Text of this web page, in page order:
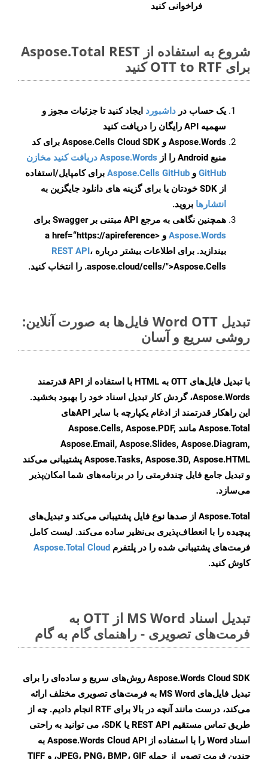
فراخوانی کنید
شروع به استفاده از Aspose.Total REST
برای OTT to RTF کنید
یک حساب در داشبورد ایجاد کنید تا جزئیات مجوز و
سهمیه API رایگان را دریافت کنید
Aspose.Words و Aspose.Cells Cloud SDK برای کد
منبع Android را از
Aspose.Words دریافت کنید مخازن
GitHub و Aspose.Cells GitHub برای کامپایل/استفاده
از SDK خودتان یا برای گزینه های دانلود جایگزین به
انتشارها بروید.
همچنین نگاهی به مرجع API مبتنی بر Swagger برای
Aspose.Words
و <a href=“https://apireference
بیندازید. برای اطلاعات بیشتر درباره REST API،
.aspose.cloud/cells/">Aspose.Cells را انتخاب کنید.
تبدیل Word OTT فایل‌ها به صورت آنلاین:
روشی سریع و آسان
با تبدیل فایل‌های OTT به HTML با استفاده از API قدرتمند
Aspose.Words، گردش کار تبدیل اسناد خود را بهبود بخشید.
این راهکار قدرتمند از ادغام یکپارچه با سایر APIهای
Aspose.Total مانند Aspose.Cells, Aspose.PDF,
Aspose.Email, Aspose.Slides, Aspose.Diagram,
Aspose.Tasks, Aspose.3D, Aspose.HTML پشتیبانی می‌کند
و تبدیل جامع فایل چندفرمتی را در برنامه‌های شما امکان‌پذیر
می‌سازد.
Aspose.Total از صدها نوع فایل پشتیبانی می‌کند و تبدیل‌های
پیچیده را با انعطاف‌پذیری بی‌نظیر ساده می‌کند. لیست کامل
فرمت‌های پشتیبانی شده را در پلتفرم Aspose.Total Cloud
کاوش کنید.
تبدیل اسناد MS Word از OTT به
فرمت‌های تصویری - راهنمای گام به گام
Aspose.Words Cloud SDK روش‌های سریع و ساده‌ای را برای
تبدیل فایل‌های MS Word به فرمت‌های تصویری مختلف ارائه
می‌کند، درست مانند آنچه در بالا برای RTF انجام دادیم. چه از
طریق تماس مستقیم REST API یا SDK، می توانید به راحتی
اسناد Word را با استفاده از Aspose.Words Cloud API به
چندین فرمت تصویر از جمله JPEG، PNG، BMP، GIF، و TIFF